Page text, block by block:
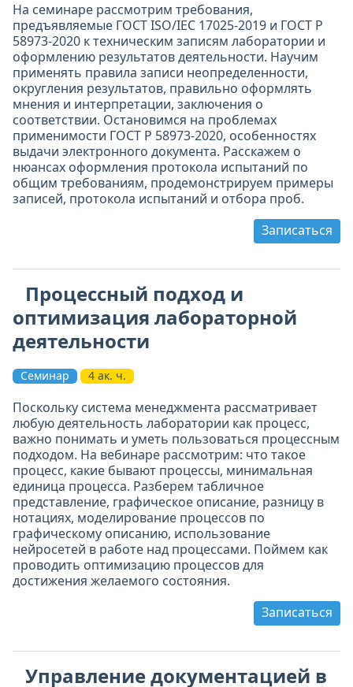
На семинаре рассмотрим требования,
предъявляемые ГОСТ ISO/IEC 17025-2019 и ГОСТ Р
58973-2020 к техническим записям лаборатории и
оформлению результатов деятельности. Научим
применять правила записи неопределенности,
округления результатов, правильно оформлять
мнения и интерпретации, заключения о
соответствии. Остановимся на проблемах
применимости ГОСТ Р 58973-2020, особенностях
выдачи электронного документа. Расскажем о
нюансах оформления протокола испытаний по
общим требованиям, продемонстрируем примеры
записей, протокола испытаний и отбора проб.
Записаться
Процессный подход и
оптимизация лабораторной
деятельности
Семинар 4 ак. ч.
Поскольку система менеджмента рассматривает
любую деятельность лаборатории как процесс,
важно понимать и уметь пользоваться процессным
подходом. На вебинаре рассмотрим: что такое
процесс, какие бывают процессы, минимальная
единица процесса. Разберем табличное
представление, графическое описание, разницу в
нотациях, моделирование процессов по
графическому описанию, использование
нейросетей в работе над процессами. Поймем как
проводить оптимизацию процессов для
достижения желаемого состояния.
Записаться
Управление документацией в